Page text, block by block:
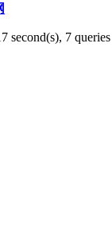
second(s), 7